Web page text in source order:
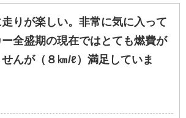
りが楽しい。非常に気に入って
全盛期の現在ではとても燃費が
んが（８㎞/ℓ）満足していま